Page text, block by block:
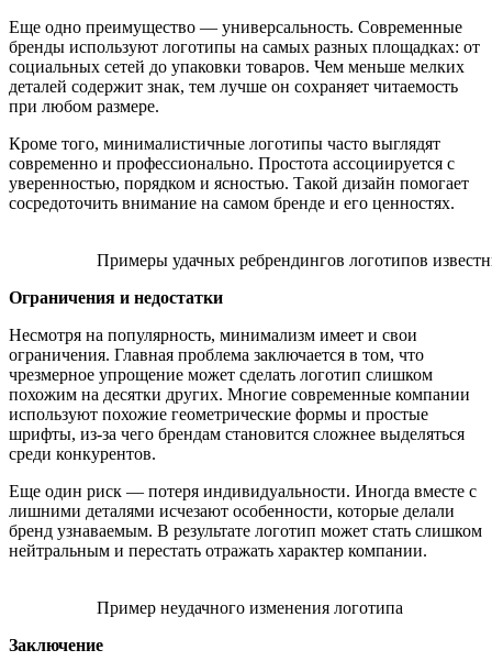
Еще одно преимущество — универсальность. Современные
бренды используют логотипы на самых разных площадках: от
социальных сетей до упаковки товаров. Чем меньше мелких
деталей содержит знак, тем лучше он сохраняет читаемость
при любом размере.
Кроме того, минималистичные логотипы часто выглядят
современно и профессионально. Простота ассоциируется с
уверенностью, порядком и ясностью. Такой дизайн помогает
сосредоточить внимание на самом бренде и его ценностях.
Примеры удачных ребрендингов логотипов
Ограничения и недостатки
Несмотря на популярность, минимализм имеет и свои
ограничения. Главная проблема заключается в том, что
чрезмерное упрощение может сделать логотип слишком
похожим на десятки других. Многие современные компании
используют похожие геометрические формы и простые
шрифты, из-за чего брендам становится сложнее выделяться
среди конкурентов.
Еще один риск — потеря индивидуальности. Иногда вместе с
лишними деталями исчезают особенности, которые делали
бренд узнаваемым. В результате логотип может стать слишком
нейтральным и перестать отражать характер компании.
Пример неудачного изменения логотипа
Заключение